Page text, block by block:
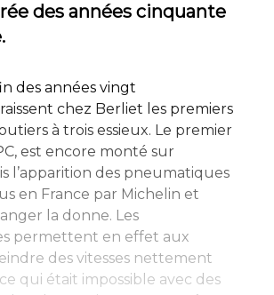
des années cinquante
des années vingt
chez Berliet les premiers
à trois essieux. Le premier
est encore monté sur
l’apparition des pneumatiques
en France par Michelin et
la donne. Les
permettent en effet aux
des vitesses nettement
qui était impossible avec des